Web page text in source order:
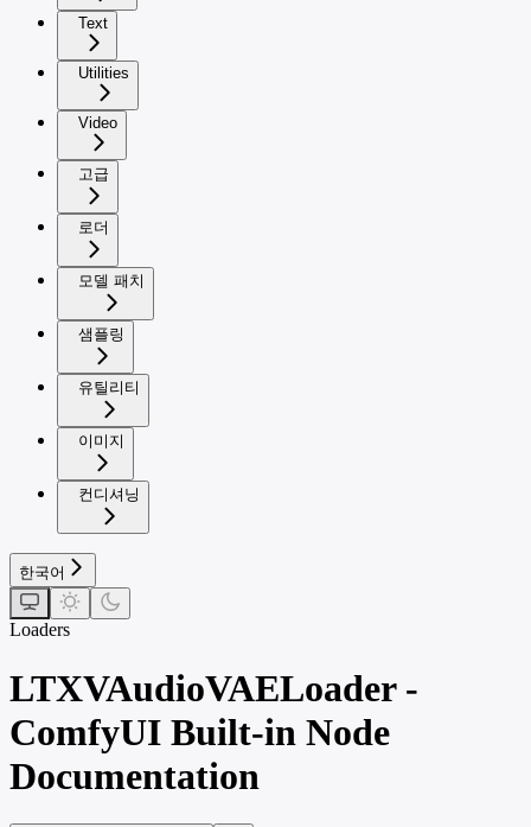
Text
Utilities
Video
고급
로더
모델 패치
샘플링
유틸리티
이미지
컨디셔닝
한국어
Loaders
LTXVAudioVAELoader -
ComfyUI Built-in Node
Documentation